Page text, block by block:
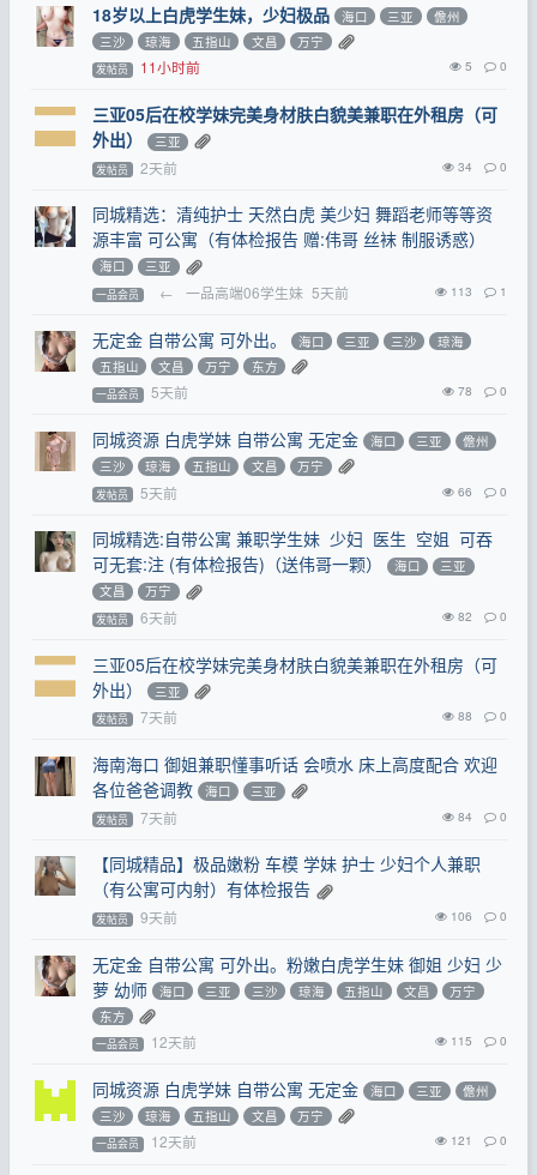
18岁以上白虎学生妹，少妇极品 海口 三亚
儋州
三沙
琼海 五指山 文昌 万宁
发帖员 11小时前 5 0
三亚05后在校学妹完美身材肤白貌美兼职在外租房（可
外出）
三亚
发帖员 2天前 34 0
同城精选：清纯护士 天然白虎 美少妇 舞蹈老师等等资
源丰富 可公寓（有体检报告 赠:伟哥 丝袜 制服诱惑）
海口 三亚
一品会员 ← 一品高端06学生妹 5天前 113 1
无定金 自带公寓 可外出。 海口 三亚 三沙
琼海
五指山
文昌 万宁 东方
一品会员 5天前 78 0
同城资源 白虎学妹 自带公寓 无定金 海口 三亚
儋州
三沙
琼海 五指山 文昌 万宁
发帖员 5天前 66 0
同城精选:自带公寓 兼职学生妹 少妇 医生 空姐 可吞
可无套:注 (有体检报告)（送伟哥一颗）
海口
三亚
文昌
万宁
发帖员 6天前 82 0
三亚05后在校学妹完美身材肤白貌美兼职在外租房（可
外出）
三亚
发帖员 7天前 88 0
海南海口 御姐兼职懂事听话 会喷水 床上高度配合 欢迎
各位爸爸调教
海口 三亚
发帖员 7天前 84 0
【同城精品】极品嫩粉 车模 学妹 护士 少妇个人兼职
（有公寓可内射）有体检报告
发帖员 9天前 106 0
无定金 自带公寓 可外出。粉嫩白虎学生妹 御姐 少妇 少
萝 幼师
海口 三亚 三沙 琼海 五指山 文昌
万宁
东方
一品会员 12天前 115 0
同城资源 白虎学妹 自带公寓 无定金 海口 三亚
儋州
三沙
琼海 五指山 文昌 万宁
一品会员 12天前 121 0